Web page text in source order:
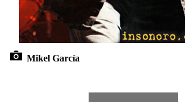
Mikel García